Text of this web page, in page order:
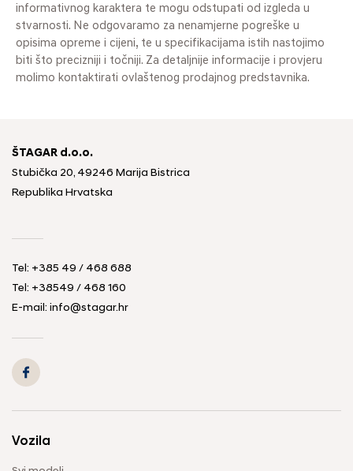
informativnog karaktera te mogu odstupati od izgleda u
stvarnosti. Ne odgovaramo za nenamjerne pogreške u
opisima opreme i cijeni, te u specifikacijama istih nastojimo
biti što precizniji i točniji. Za detaljnije informacije i provjeru
molimo kontaktirati ovlaštenog prodajnog predstavnika.
ŠTAGAR d.o.o.
Stubička 20, 49246 Marija Bistrica
Republika Hrvatska
Tel: +385 49 / 468 688
Tel: +38549 / 468 160
E-mail: info@stagar.hr
Vozila